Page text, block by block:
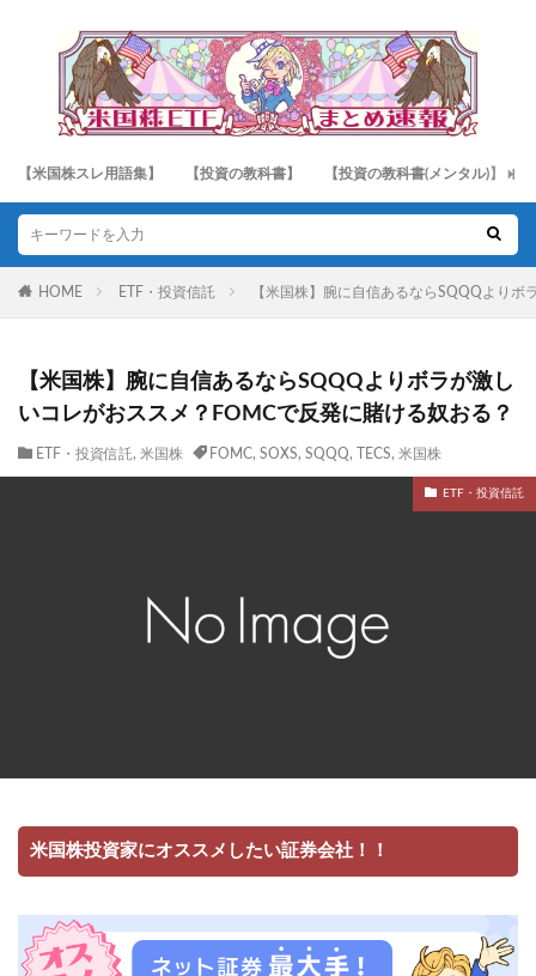
【米国株スレ用語集】 【投資の教科書】 【投資の教科書(メンタル)】
HOME ETF・投資信託 【米国株】腕に自信あるならSQQQより
【米国株】腕に自信あるならSQQQよりボラが激し
いコレがおススメ？FOMCで反発に賭ける奴おる？
ETF・投資信託, 米国株 FOMC, SOXS, SQQQ, TECS, 米国株
ETF・投資信託
米国株投資家にオススメしたい証券会社！！